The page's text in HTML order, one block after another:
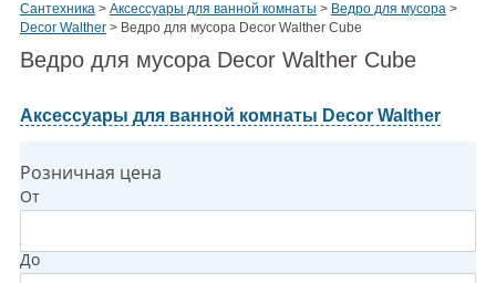
Сантехника > Аксессуары для ванной комнаты > Ведро для мусора >
Decor Walther > Ведро для мусора Decor Walther Cube
Ведро для мусора Decor Walther Cube
Аксессуары для ванной комнаты Decor Walther
Розничная цена
От
До